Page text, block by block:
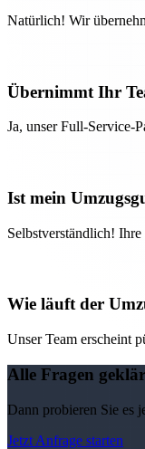
Natürlich! Wir
Übernimmt Ihr
Ja, unser Full-Service-
Ist mein
Selbstverständlich!
Wie läuft der
Unser Team erscheint
Alle Fragen
Dann probieren Sie es
Jetzt Anfrage starten